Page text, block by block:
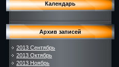
Календарь
Архив записей
2013 Сентябрь
2013 Октябрь
2013 Ноябрь